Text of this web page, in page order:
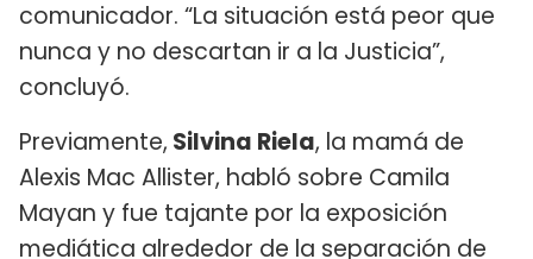
comunicador. “La situación está peor que
nunca y no descartan ir a la Justicia”,
concluyó.
Previamente, Silvina Riela, la mamá de
Alexis Mac Allister, habló sobre Camila
Mayan y fue tajante por la exposición
mediática alrededor de la separación de